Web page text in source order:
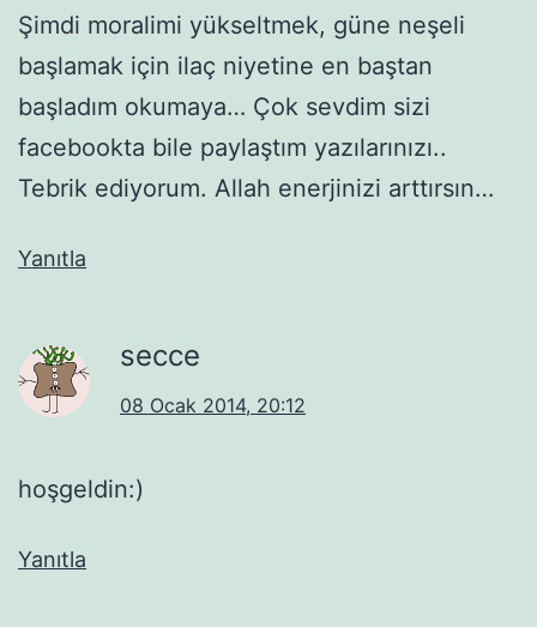
Şimdi moralimi yükseltmek, güne neşeli
başlamak için ilaç niyetine en baştan
başladım okumaya… Çok sevdim sizi
facebookta bile paylaştım yazılarınızı..
Tebrik ediyorum. Allah enerjinizi arttırsın…
Yanıtla
secce
08 Ocak 2014, 20:12
hoşgeldin:)
Yanıtla